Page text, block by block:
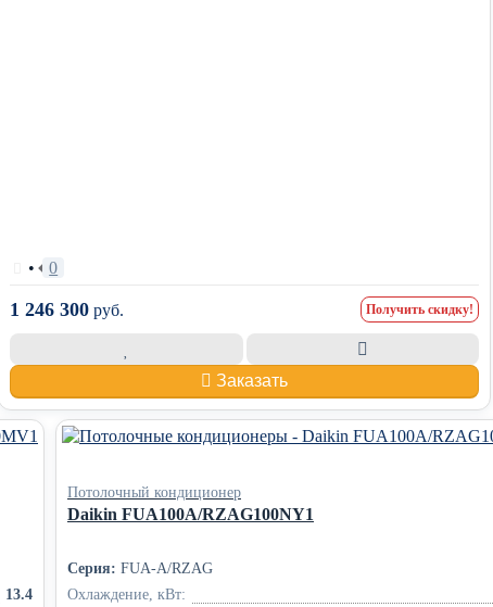
• 0
1 246 300 руб. Получить скидку!
Заказать
13.4
Потолочный кондиционер
Daikin FUA100A/RZAG100NY1
Серия: FUA-A/RZAG
Охлаждение, кВт: